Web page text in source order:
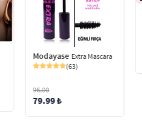
Modayase Extra Mascara
(63)
96.00
79.99 ₺